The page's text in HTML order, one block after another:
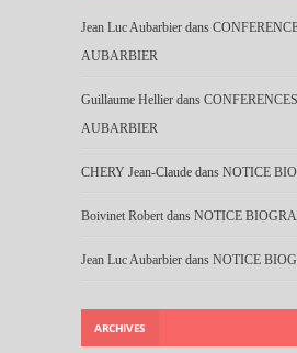
Jean Luc Aubarbier dans
AUBARBIER
Guillaume Hellier dans
AUBARBIER
CHERY Jean-Claude dans NOTICE
Boivinet Robert dans NOTICE
Jean Luc Aubarbier dans NOTICE
ARCHIVES